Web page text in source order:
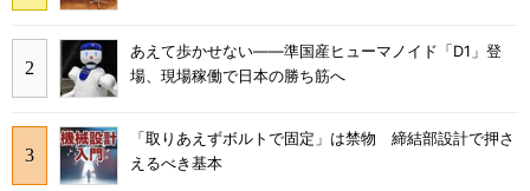
あえて歩かせない――準国産ヒューマノイド「D1」登
場、現場稼働で日本の勝ち筋へ
「取りあえずボルトで固定」は禁物 締結部設計で押さ
えるべき基本